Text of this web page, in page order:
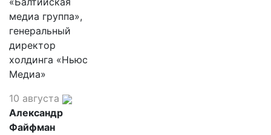
медиа группа»,
генеральный
директор
холдинга «Ньюс
Медиа»
10 августа
Александр
Файфман